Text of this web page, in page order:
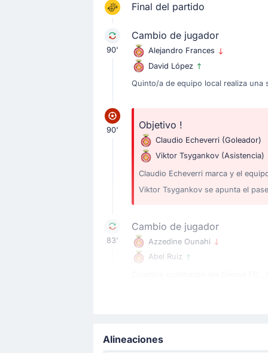
Final del partido
90'
Cambio de jugador
Alejandro Frances
David López
Quinto/a de equipo local realiza una
90' Objetivo !
Claudio Echeverri (Goleador)
Viktor Tsygankov (Asistencia)
Claudio Echeverri marca y el
Viktor Tsygankov se apunta el
83'
Cambio de jugador
Azzedine Ounahi
Abel Ruiz
Álex Moreno
Alineaciones